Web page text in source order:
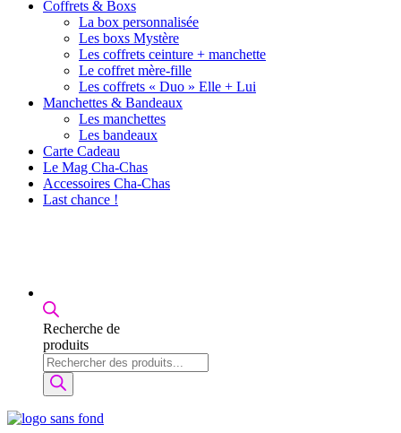
Coffrets & Boxs
La box personnalisée
Les boxs Mystère
Les coffrets ceinture + manchette
Le coffret mère-fille
Les coffrets « Duo » Elle + Lui
Manchettes & Bandeaux
Les manchettes
Les bandeaux
Carte Cadeau
Le Mag Cha-Chas
Accessoires Cha-Chas
Last chance !
Recherche de
produits